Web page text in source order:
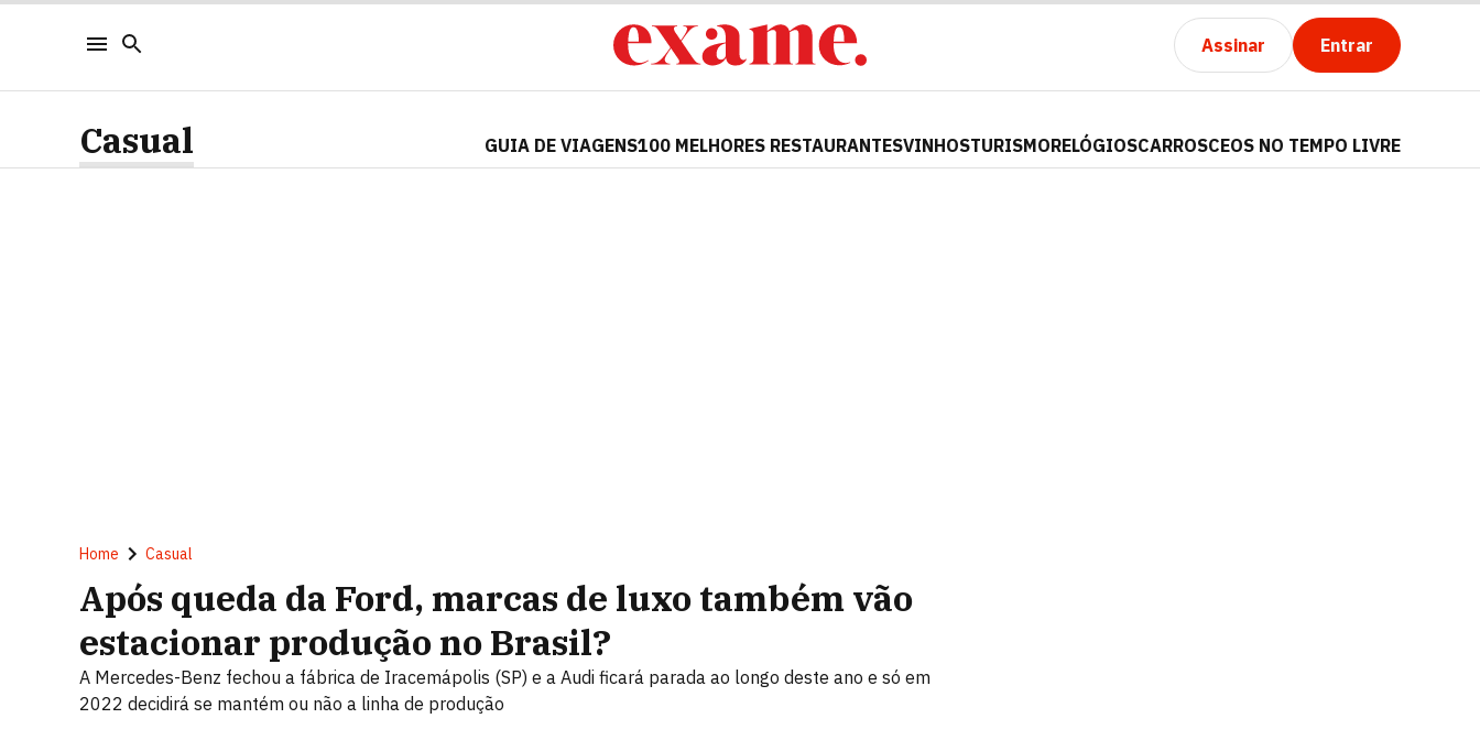
Assinar Entrar
Casual GUIA DE VIAGENS100 MELHORES RESTAURANTESVINHOSTURISMORELÓGIOSCARROSCEOS NO TEMPO LIVRE
Home Casual
Após queda da Ford, marcas de luxo também vão
estacionar produção no Brasil?
A Mercedes-Benz fechou a fábrica de Iracemápolis (SP) e a Audi ficará parada ao longo deste ano e só em
2022 decidirá se mantém ou não a linha de produção